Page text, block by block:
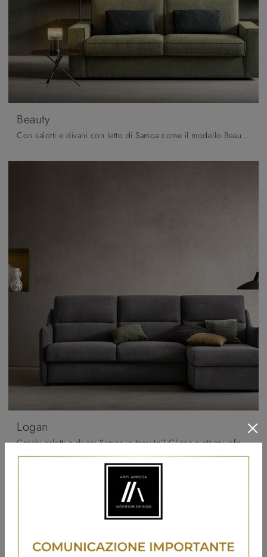
Beauty
Con salotti e divani con letto di Samoa come il modello Beauty in tessuto, potrai completare il tuo progetto d'arredo.
Logan
Cerchi salotti e divani Samoa in tessuto? Clicca e ottieni informazioni sul modello Logan per spazi moderni.